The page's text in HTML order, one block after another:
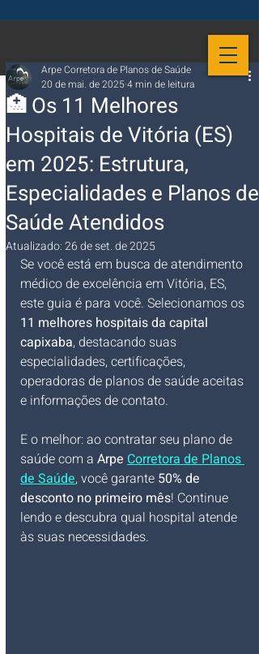
🏥 Os 11 Melhores
Hospitais de Vitória (ES)
em 2025: Estrutura,
Especialidades e Planos de
Saúde Atendidos
Arpe Corretora de Planos de Saúde
20 de mai. de 2025 4 min de leitura
Atualizado:26 de set. de 2025
Se você está em busca de atendimento
médico de excelência em Vitória, ES,
este guia é para você. Selecionamos os
11 melhores hospitais da capital
capixaba, destacando suas
especialidades, certificações,
operadoras de planos de saúde aceitas
e informações de contato.
E o melhor: ao contratar seu plano de
saúde com a Arpe Corretora de Planos
de Saúde, você garante 50% de
desconto no primeiro mês! Continue
lendo e descubra qual hospital atende
às suas necessidades.